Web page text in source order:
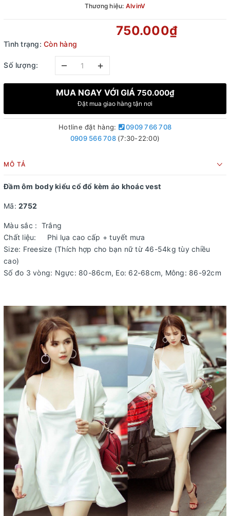
Thương hiệu: AlvinV
750.000₫
Tình trạng: Còn hàng
Số lượng: – +
MUA NGAY VỚI GIÁ 750.000₫
Đặt mua giao hàng tận nơi
Hotline đặt hàng:
0909 766 708
0909 566 708 (7:30-22:00)
MÔ TẢ
Đầm ôm body kiểu cổ đổ kèm áo khoác vest
Mã: 2752
Màu sắc : Trắng
Chất liệu: Phi lụa cao cấp + tuyết mưa
Size: Freesize (Thích hợp cho bạn nữ từ 46-54kg tùy chiều
cao)
Số đo 3 vòng: Ngực: 80-86cm, Eo: 62-68cm, Mông: 86-92cm